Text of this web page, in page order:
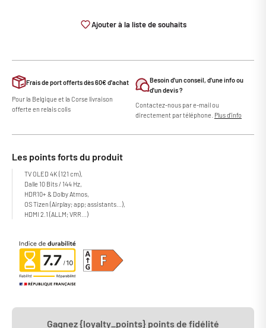
Ajouter à la liste de souhaits
Frais de port offerts dès 60€ d'achat
Pour la Belgique et la Corse livraison
offerte en relais colis
Besoin d'un conseil, d'une info ou
d'un devis ?
Contactez-nous par e-mail ou
directement par téléphone. Plus d'info
Les points forts du produit
TV OLED 4K (121 cm),
Dalle 10 Bits / 144 Hz,
HDR10+ & Dolby Atmos,
OS Tizen (Airplay; app; assistants...),
HDMI 2.1 (ALLM; VRR...)
Gagnez {loyalty_points} points de fidélité